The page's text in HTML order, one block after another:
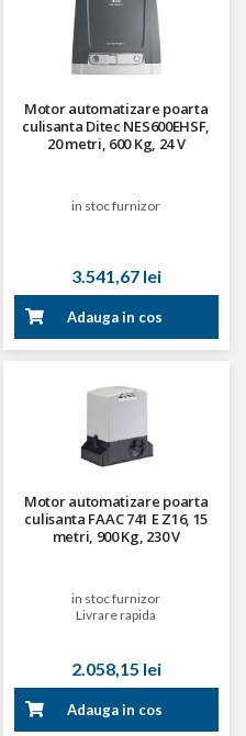
Motor automatizare poarta
culisanta Ditec NES600EHSF,
20 metri, 600 Kg, 24 V
in stoc furnizor
3.541,67 lei
Adauga in cos
Motor automatizare poarta
culisanta FAAC 741 E Z16, 15
metri, 900 Kg, 230 V
in stoc furnizor
Livrare rapida
2.058,15 lei
Adauga in cos